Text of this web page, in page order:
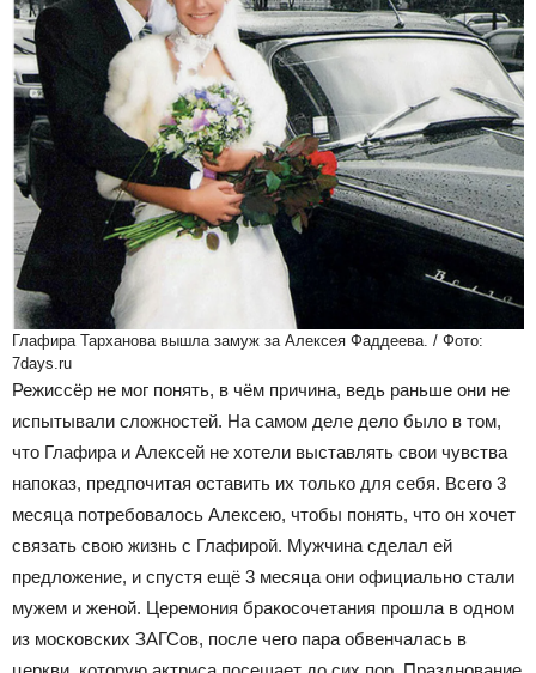
Глафира Тарханова вышла замуж за Алексея Фаддеева. / Фото:
7days.ru
Режиссёр не мог понять, в чём причина, ведь раньше они не
испытывали сложностей. На самом деле дело было в том,
что Глафира и Алексей не хотели выставлять свои чувства
напоказ, предпочитая оставить их только для себя. Всего 3
месяца потребовалось Алексею, чтобы понять, что он хочет
связать свою жизнь с Глафирой. Мужчина сделал ей
предложение, и спустя ещё 3 месяца они официально стали
мужем и женой. Церемония бракосочетания прошла в одном
из московских ЗАГСов, после чего пара обвенчалась в